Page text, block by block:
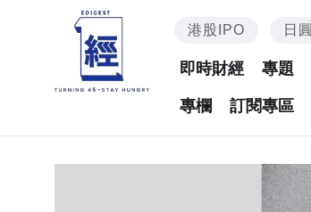
港股IPO 日圓
即時財經 專題
專欄 訂閱專區